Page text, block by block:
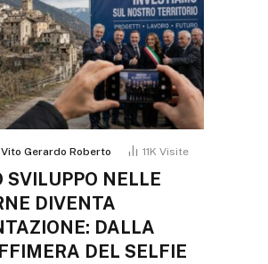
Vito Gerardo Roberto 11K Visite
SVILUPPO NELLE
DIVENTA
DALLA
DEL SELFIE